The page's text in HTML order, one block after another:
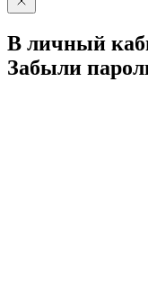
В личный
Забыли